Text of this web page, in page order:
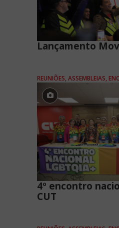
Lançamento
REUNIÕES, ASSEMBLEIAS,
4º encontro
CUT